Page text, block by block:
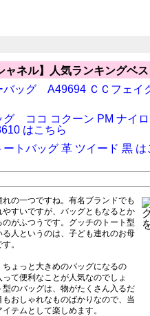
ャネル】人気ランキングベス
バッグ A49694 ＣＣフェ
グ ココ コクーン PM ナイ
はこちら
トバッグ 革 ツイード 黒 は
の一つですね。有名ブランドでも
すいですが、バッグともなるとか
がふつうです。グッチのトート型
人というのは、子ども連れのお母
。
ちょっと大きめのバッグになるの
て便利なことが人気なのでしょ
型のバッグは、物がたくさん入るだ
おしゃれなものばかりなので、当
テムとして楽しめます。